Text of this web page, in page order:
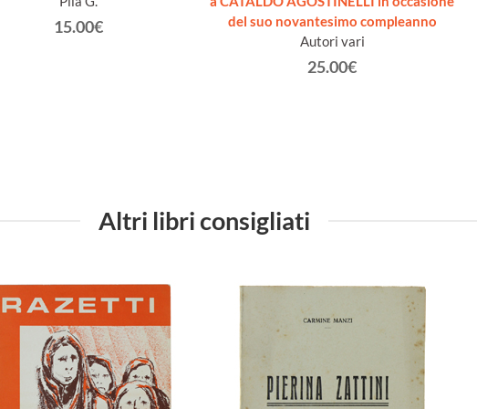
15.00€
del suo novantesimo compleanno
Autori vari
25.00€
Altri libri consigliati